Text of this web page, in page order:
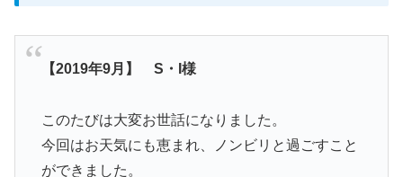
【2019年9月】 S・I様
このたびは大変お世話になりました。
今回はお天気にも恵まれ、ノンビリと過ごすこと
ができました。